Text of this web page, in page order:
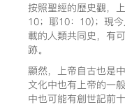
按照聖經的歷史觀，
10；耶10：10)；現
載的人類共同史，有
跡。
顯然，上帝自古也是
文化中也有上帝的一
中也可能有創世記前